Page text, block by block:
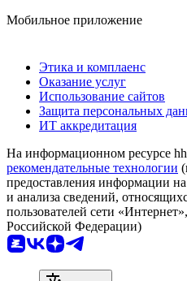
Мобильное приложение
Этика и комплаенс
Оказание услуг
Использование сайтов
Защита персональных
ИТ аккредитация
На информационном ресурсе
рекомендательные технологии
предоставления информации
и анализа сведений,
пользователей сети
Российской Федерации)